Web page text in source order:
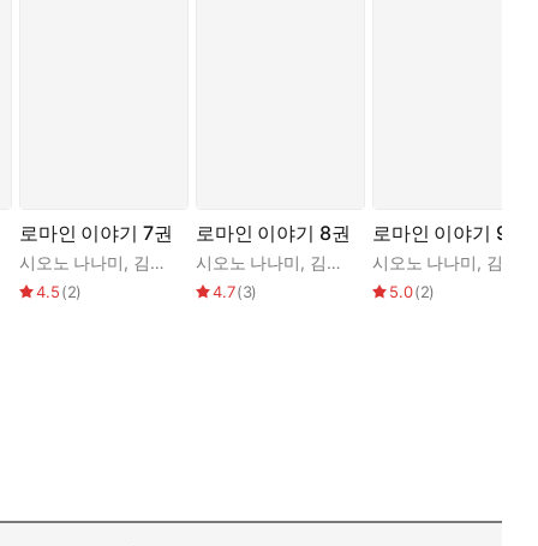
로마인 이야기 7권
시오노 나나미, 김석희
4.5(2)
로마인 이야기 8권
시오노 나나미, 김석희
4.7(3)
로마인 이야기 9권
시오노 나나미, 김석희
5.0(2)